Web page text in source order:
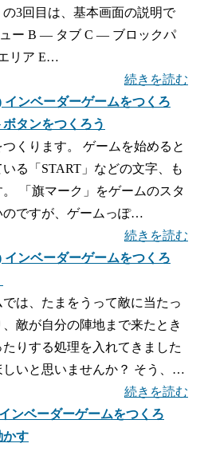
の3回目は、基本画面の説明で
ー B — タブ C — ブロックパ
リア E…
続きを読む
インベーダーゲームをつくろ
タンをつくろう
くります。 ゲームを始めると
る「START」などの文字、も
「旗マーク」をゲームのスタ
のですが、ゲームっぽ…
続きを読む
インベーダーゲームをつくろ
は、たまをうって敵に当たっ
敵が自分の陣地まで来たとき
りする処理を入れてきました
しいと思いませんか？ そう、…
続きを読む
ンベーダーゲームをつくろ
す